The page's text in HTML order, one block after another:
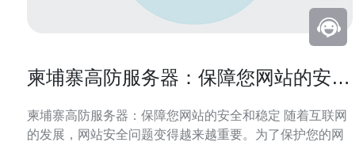
柬埔寨高防服务器：保障您网站的安全
柬埔寨高防服务器：保障您网站的安全和稳定 随着互联网
的发展，网站安全问题变得越来越重要。为了保护您的网